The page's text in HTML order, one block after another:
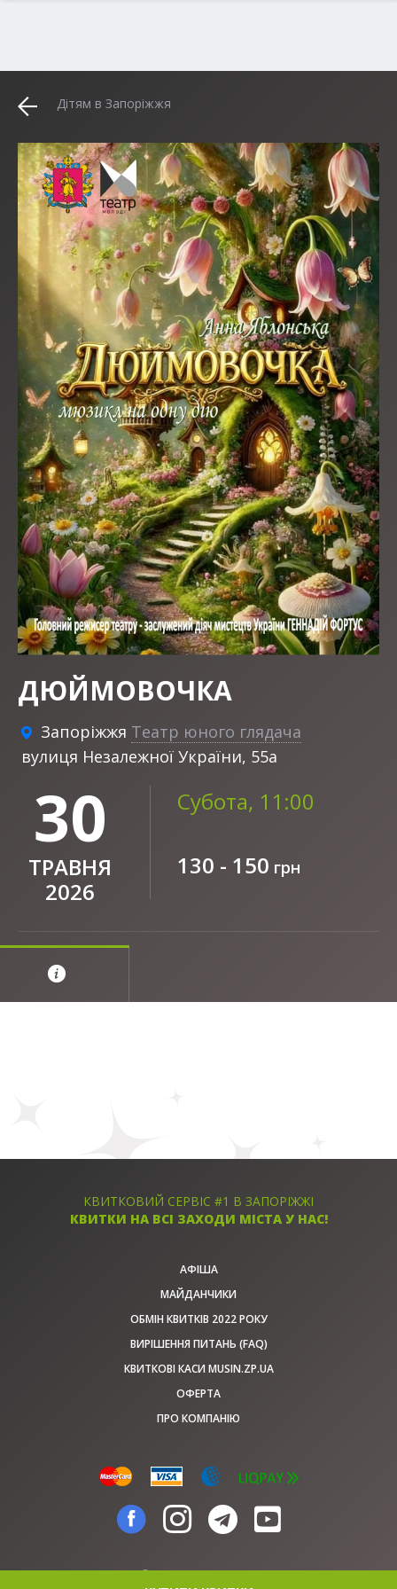
Дітям в Запоріжжя
ДЮЙМОВОЧКА
Запоріжжя Театр юного глядача
вулиця Незалежної України, 55а
30
ТРАВНЯ
2026
Субота, 11:00
130 - 150 грн
КВИТКОВИЙ СЕРВІС #1 В ЗАПОРІЖЖІ
КВИТКИ НА ВСІ ЗАХОДИ МІСТА У НАС!
АФІША
МАЙДАНЧИКИ
ОБМІН КВИТКІВ 2022 РОКУ
ВИРІШЕННЯ ПИТАНЬ (FAQ)
КВИТКОВІ КАСИ MUSIN.ZP.UA
ОФЕРТА
ПРО КОМПАНІЮ
© musin.zp.ua, 2026